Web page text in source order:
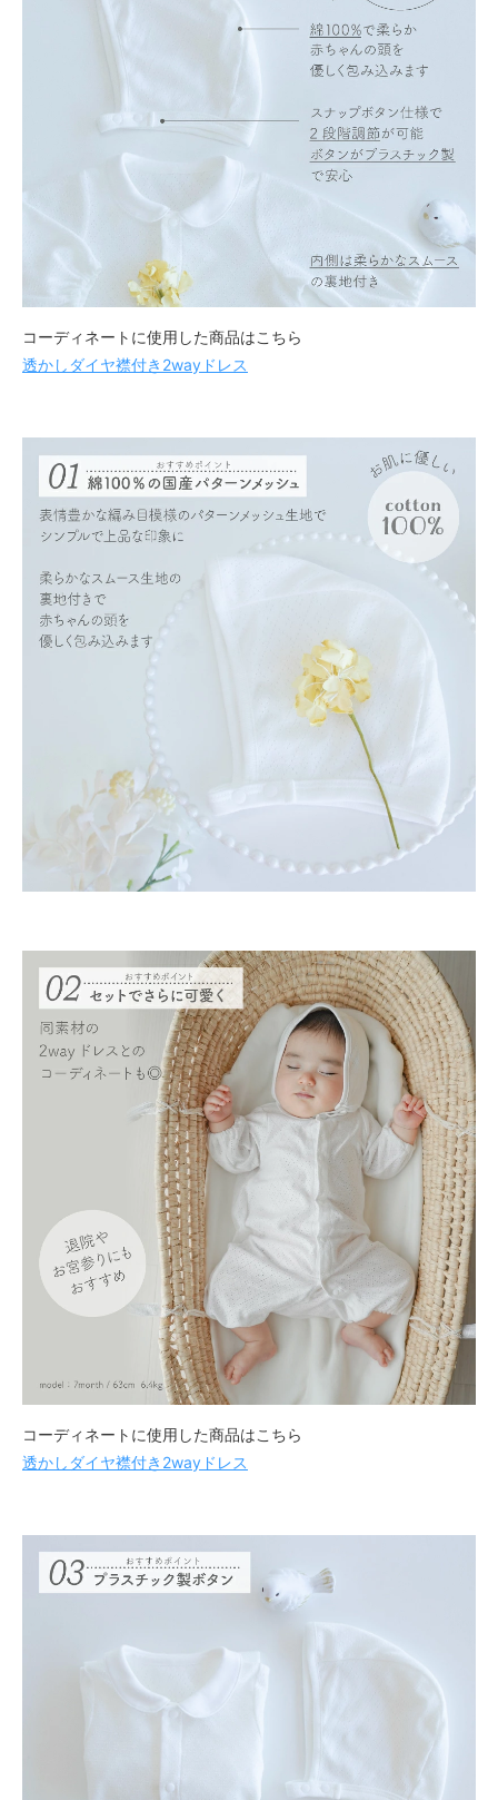
コーディネートに使用した商品はこちら
透かしダイヤ襟付き2wayドレス
コーディネートに使用した商品はこちら
透かしダイヤ襟付き2wayドレス